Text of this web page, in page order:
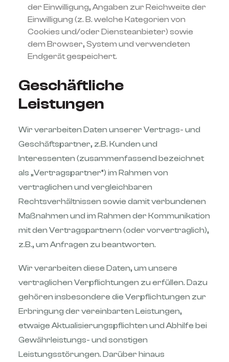
der Einwilligung, Angaben zur Reichweite der
Einwilligung (z. B. welche Kategorien von
Cookies und/oder Diensteanbieter) sowie
dem Browser, System und verwendeten
Endgerät gespeichert.
Geschäftliche
Leistungen
Wir verarbeiten Daten unserer Vertrags- und
Geschäftspartner, z.B. Kunden und
Interessenten (zusammenfassend bezeichnet
als „Vertragspartner“) im Rahmen von
vertraglichen und vergleichbaren
Rechtsverhältnissen sowie damit verbundenen
Maßnahmen und im Rahmen der Kommunikation
mit den Vertragspartnern (oder vorvertraglich),
z.B., um Anfragen zu beantworten.
Wir verarbeiten diese Daten, um unsere
vertraglichen Verpflichtungen zu erfüllen. Dazu
gehören insbesondere die Verpflichtungen zur
Erbringung der vereinbarten Leistungen,
etwaige Aktualisierungspflichten und Abhilfe bei
Gewährleistungs- und sonstigen
Leistungsstörungen. Darüber hinaus